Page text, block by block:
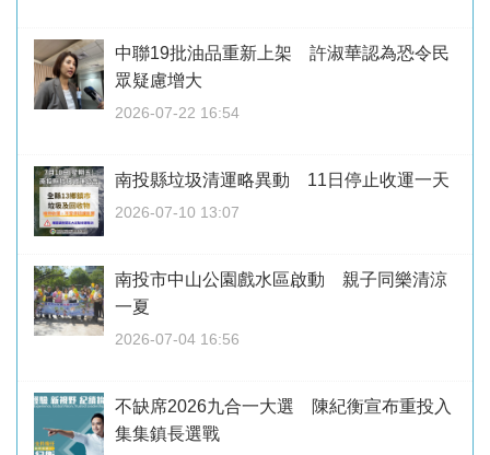
中聯19批油品重新上架 許淑華認為恐令民
眾疑慮增大
2026-07-22 16:54
南投縣垃圾清運略異動 11日停止收運一天
2026-07-10 13:07
南投市中山公園戲水區啟動 親子同樂清涼
一夏
2026-07-04 16:56
不缺席2026九合一大選 陳紀衡宣布重投入
集集鎮長選戰